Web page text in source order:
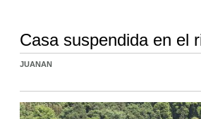
Casa suspendida en el
JUANAN